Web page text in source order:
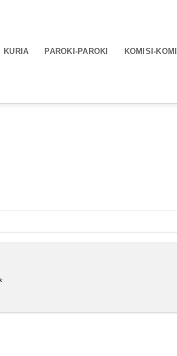
KURIA PAROKI-PAROKI KOMISI-